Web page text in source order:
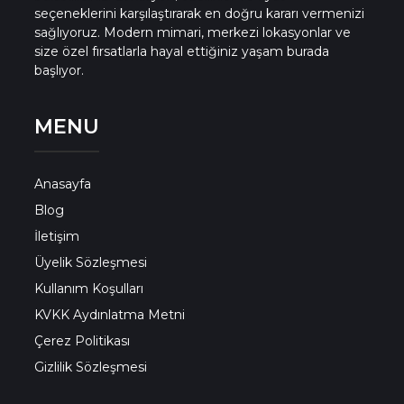
Bingöl Konut Projeleri
Bitlis Konut Projeleri
Bolu Konut Projeleri
Burdur Konut Projeleri
Bursa Konut Projeleri
Çanakkale Konut Projeleri
Çankırı Konut Projeleri
seçeneklerini karşılaştırarak en doğru kararı vermenizi
sağlıyoruz. Modern mimari, merkezi lokasyonlar ve
size özel fırsatlarla hayal ettiğiniz yaşam burada
başlıyor.
MENU
Anasayfa
Blog
İletişim
Üyelik Sözleşmesi
Kullanım Koşulları
KVKK Aydınlatma Metni
Çerez Politikası
Gizlilik Sözleşmesi